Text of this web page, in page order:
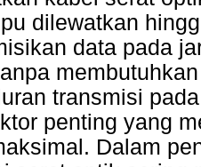
dilewatkan
data pada
transmisi
penting yang
Dalam